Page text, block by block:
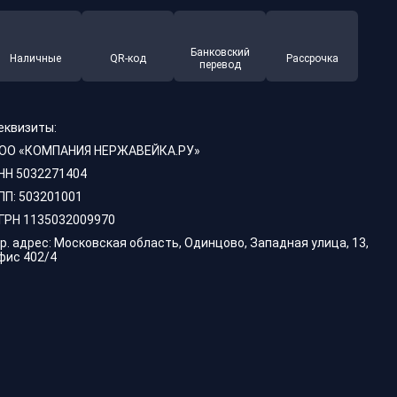
Наличные QR-код
Банковский
перевод
Рассрочка
«КОМПАНИЯ НЕРЖАВЕЙКА.РУ»
5032271404
503201001
1135032009970
адрес: Московская область, Одинцово, Западная улица, 13,
402/4